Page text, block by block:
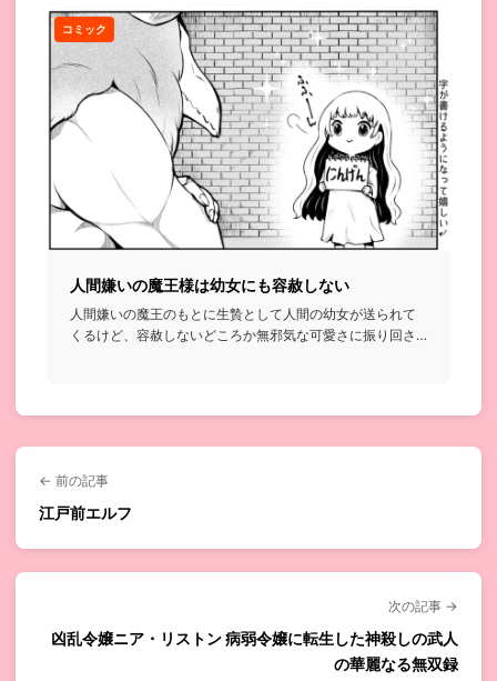
コミック
人間嫌いの魔王様は幼女にも容赦しない
人間嫌いの魔王のもとに生贄として人間の幼女が送られて
くるけど、容赦しないどころか無邪気な可愛さに振り回さ
← 前の記事
江戸前エルフ
次の記事 →
凶乱令嬢ニア・リストン 病弱令嬢に転生した神殺しの武人
の華麗なる無双録